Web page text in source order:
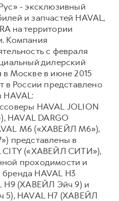
- эксклюзивный
и запчастей HAVAL,
на территории
Компания
с февраля
дилерский
в Москве в июне 2015
в России представлено
HAVAL:
HAVAL JOLION
DARGO
М6 («ХАВЕЙЛ M6»),
представлены в
CITY («ХАВЕЙЛ СИТИ»),
проходимости и
HAVAL H3
H9 (ХАВЕЙЛ Эйч 9) и
5), HAVAL H7 (ХАВЕЙЛ